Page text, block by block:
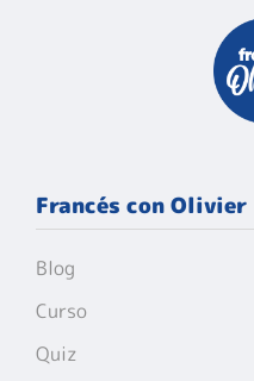
Francés con Olivier
Blog
Curso
Quiz